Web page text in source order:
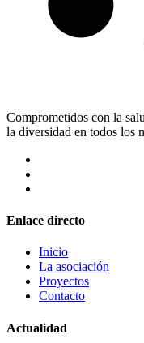
Comprometidos con la
la diversidad en todos los
Enlace directo
Inicio
La asociación
Proyectos
Contacto
Actualidad